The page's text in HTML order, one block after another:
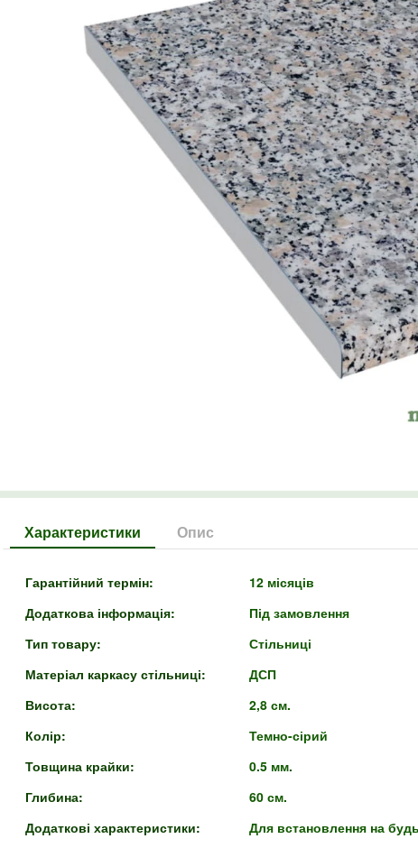
Характеристики Опис
Гарантійний термін:
12 місяців
Додаткова інформація:
Під замовлення
Тип товару:
Стільниці
Матеріал каркасу стільниці:
ДСП
Висота:
2,8 см.
Колір:
Темно-сірий
Товщина крайки:
0.5 мм.
Глибина:
60 см.
Додаткові характеристики:
Для встановлення на